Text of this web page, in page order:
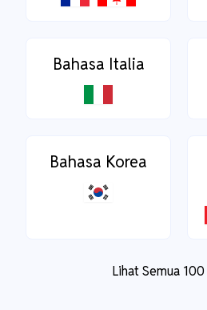
Bahasa Italia
Bahasa Korea
Lihat Semua 100